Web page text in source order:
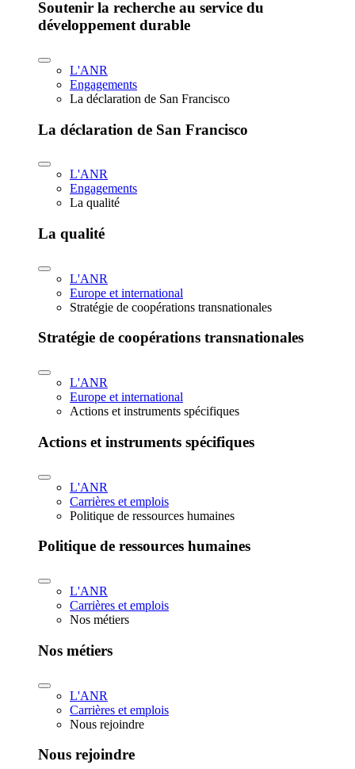
Soutenir la recherche au service du
développement durable
L'ANR
Engagements
La déclaration de San Francisco
La déclaration de San Francisco
L'ANR
Engagements
La qualité
La qualité
L'ANR
Europe et international
Stratégie de coopérations transnationales
Stratégie de coopérations transnationales
L'ANR
Europe et international
Actions et instruments spécifiques
Actions et instruments spécifiques
L'ANR
Carrières et emplois
Politique de ressources humaines
Politique de ressources humaines
L'ANR
Carrières et emplois
Nos métiers
Nos métiers
L'ANR
Carrières et emplois
Nous rejoindre
Nous rejoindre